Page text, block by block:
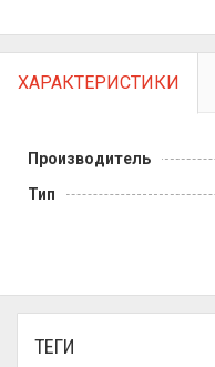
ТЕГИ
ХАРАКТЕРИСТИКИ
Производитель
Тип